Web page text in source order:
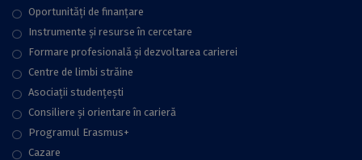
Oportunități de finanțare
Instrumente și resurse în cercetare
Formare profesională și dezvoltarea carierei
Centre de limbi străine
Asociații studențești
Consiliere şi orientare în carieră
Programul Erasmus+
Cazare